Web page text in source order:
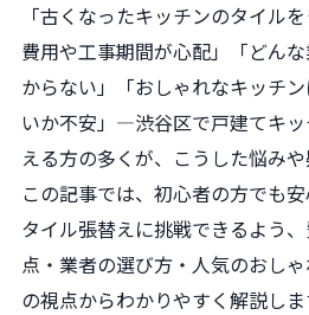
「古くなったキッチンのタイル
費用や工事期間が心配」「どん
からない」「おしゃれなキッチ
いか不安」―渋谷区で戸建てキ
える方の多くが、こうした悩みや
この記事では、初心者の方でも
タイル張替えに挑戦できるよう
点・業者の選び方・人気のおし
の視点からわかりやすく解説しま